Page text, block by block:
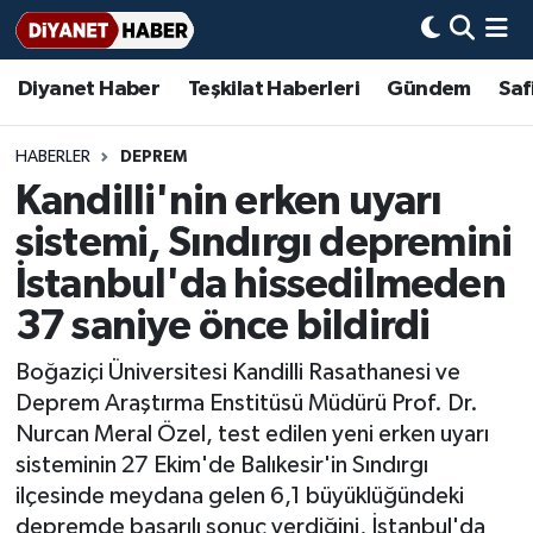
Diyanet Haber Teşkilat Haberleri Gündem
HABERLER DEPREM
Kandilli'nin erken uyarı
sistemi, Sındırgı depremini
İstanbul'da hissedilmeden
37 saniye önce bildirdi
Boğaziçi Üniversitesi Kandilli Rasathanesi ve
Deprem Araştırma Enstitüsü Müdürü Prof. Dr.
Nurcan Meral Özel, test edilen yeni erken uyarı
sisteminin 27 Ekim'de Balıkesir'in Sındırgı
ilçesinde meydana gelen 6,1 büyüklüğündeki
depremde başarılı sonuç verdiğini, İstanbul'da
Diyanet Haber
Teşkilat Haberleri
Adana Müftülüğü
Adıyaman Müftülüğü
Afyonkarahisar Müftülüğü
Ağrı Müftülüğü
Aksaray Müftülüğü
Amasya Müftülüğü
Ankara Müftülüğü
Antalya Müftülüğü
Gündem
#Keşfet
Bir Ayet
Bir Hikaye
Biyografiler
Dini kavramlar
Diyanet Bilgi
Diyanet Takvimi
Dualar
Hadislerle İslam
Basında Bugün
DİYANET eKİTAP
Diyanet Dergi
Aile Dergisi
Aylık Dergi
İmam Hatip Okulları
Başmakale
Hadis-i Şerifler
Hayat Okumaları
Nöbetçi Eczaneler
Hava Durumu
Ankara Namaz Vakitleri
Trafik Durumu
Süper Lig Puan Durumu ve Fikstür
Tüm Manşetler
Son Dakika Haberleri
Haber Arşivi